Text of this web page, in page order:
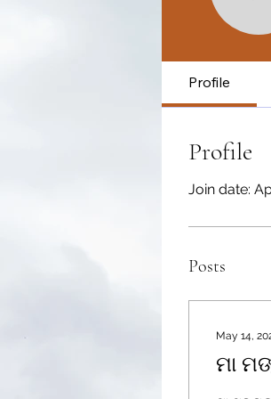
Profile
Profile
Join date:
Posts
May 14,
ମା